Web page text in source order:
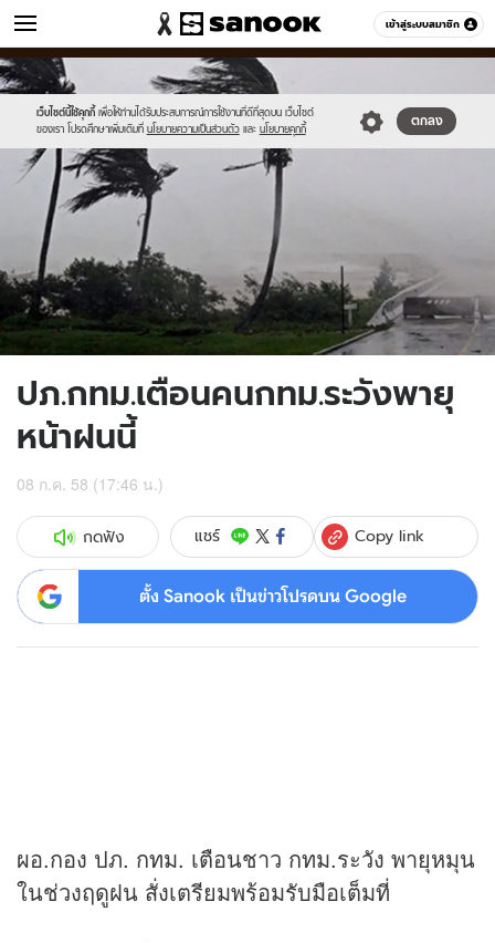
เข้าสู่ระบบสมาชิก
ข่าว หมวดอื่นๆ
เว็บไซต์นี้ใช้คุกกี้ เพื่อให้ท่านได้รับประสบการณ์การใช้งานที่ดีที่สุดบน เว็บไซต์
ของเรา โปรดศึกษาเพิ่มเติมที่ นโยบายความเป็นส่วนตัว และ นโยบายคุกกี้
ตกลง
Sanook
//s.isanook.com/sr/0/images/logo-
new-
sanook.png
600
60
//s.isanook.com/ns/0/ud/365/1826307/630521-
01.jpg
ปภ.กทม.เตือนคนกทม.ระวังพายุ
หน้าฝนนี้
08 ก.ค. 58 (17:46 น.)
กดฟัง แชร์ Copy link
ตั้ง Sanook เป็นข่าวโปรดบน Google
ผอ.กอง ปภ. กทม. เตือนชาว กทม.ระวัง พายุหมุน
ในช่วงฤดูฝน สั่งเตรียมพร้อมรับมือเต็มที่